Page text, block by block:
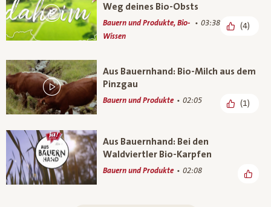
Weg deines Bio-Obsts
Bauern und Produkte, Bio-
Wissen
03:38 (4)
Aus Bauernhand: Bio-Milch aus dem
Pinzgau
Bauern und Produkte 02:05 (1)
Aus Bauernhand: Bei den
Waldviertler Bio-Karpfen
Bauern und Produkte 02:08